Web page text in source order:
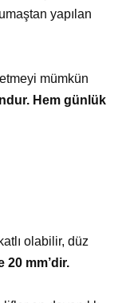
yapılan
mümkün
Hem günlük
olabilir, düz
mm’dir.